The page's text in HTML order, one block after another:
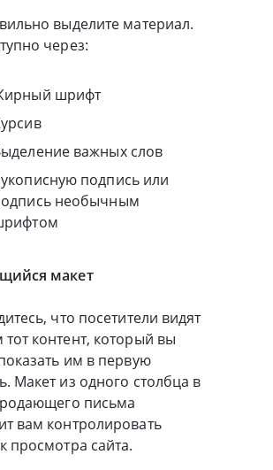
выделите материал.
через:
шрифт
важных слов
подпись или
необычным
макет
что посетители видят
контент, который вы
им в первую
Макет из одного столбца в
письма
вам контролировать
просмотра сайта.